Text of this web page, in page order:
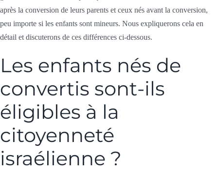
après la conversion de leurs parents et ceux nés avant la conversion,
peu importe si les enfants sont mineurs. Nous expliquerons cela en
détail et discuterons de ces différences ci-dessous.
Les enfants nés de
convertis sont-ils
éligibles à la
citoyenneté
israélienne ?